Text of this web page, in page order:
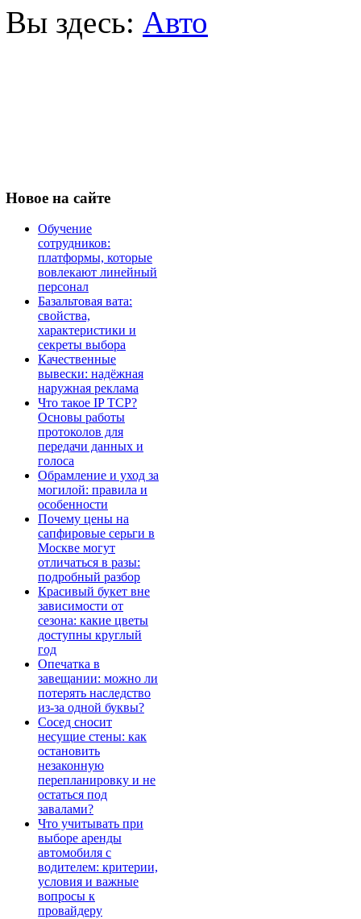
Вы здесь: Авто
Новое на сайте
Обучение
сотрудников:
платформы, которые
вовлекают линейный
персонал
Базальтовая вата:
свойства,
характеристики и
секреты выбора
Качественные
вывески: надёжная
наружная реклама
Что такое IP TCP?
Основы работы
протоколов для
передачи данных и
голоса
Обрамление и уход за
могилой: правила и
особенности
Почему цены на
сапфировые серьги в
Москве могут
отличаться в разы:
подробный разбор
Красивый букет вне
зависимости от
сезона: какие цветы
доступны круглый
год
Опечатка в
завещании: можно ли
потерять наследство
из-за одной буквы?
Сосед сносит
несущие стены: как
остановить
незаконную
перепланировку и не
остаться под
завалами?
Что учитывать при
выборе аренды
автомобиля с
водителем: критерии,
условия и важные
вопросы к
провайдеру